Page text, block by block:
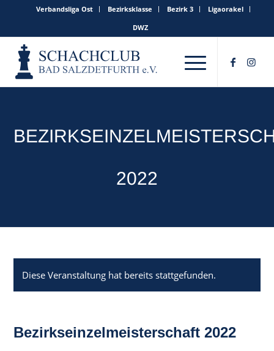
Verbandsliga Ost Bezirksklasse Bezirk 3
Ligaorakel
DWZ
2022
Diese Veranstaltung hat bereits stattgefunden.
Bezirkseinzelmeisterschaft 2022